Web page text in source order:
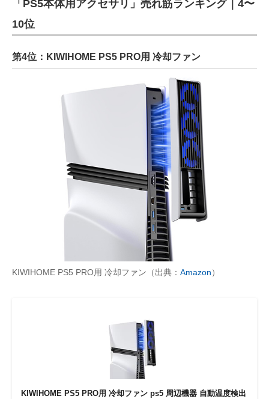
「PS5本体用アクセサリ」売れ筋ランキング｜4〜
10位
第4位：KIWIHOME PS5 PRO用 冷却ファン
KIWIHOME PS5 PRO用 冷却ファン（出典： Amazon）
KIWIHOME PS5 PRO用 冷却ファン ps5 周辺機器 自動温度検出